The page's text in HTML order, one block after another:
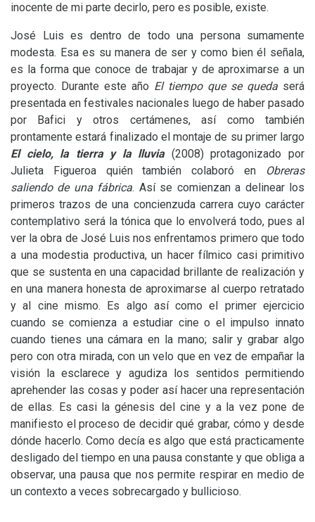
inocente de mi parte decirlo, pero es posible, existe.
José Luis es dentro de todo una persona sumamente
modesta. Esa es su manera de ser y como bien él señala,
es la forma que conoce de trabajar y de aproximarse a un
proyecto. Durante este año El tiempo que se queda será
presentada en festivales nacionales luego de haber pasado
por Bafici y otros certámenes, así como también
prontamente estará finalizado el montaje de su primer largo
El cielo, la tierra y la lluvia(2008) protagonizado por
Julieta Figueroa quién también colaboró en
Obreras
saliendo de una fábrica. Así se comienzan a delinear los
primeros trazos de una concienzuda carrera cuyo carácter
contemplativo será la tónica que lo envolverá todo, pues al
ver la obra de José Luis nos enfrentamos primero que todo
a una modestia productiva, un hacer fílmico casi primitivo
que se sustenta en una capacidad brillante de realización y
en una manera honesta de aproximarse al cuerpo retratado
y al cine mismo. Es algo así como el primer ejercicio
cuando se comienza a estudiar cine o el impulso innato
cuando tienes una cámara en la mano; salir y grabar algo
pero con otra mirada, con un velo que en vez de empañar la
visión la esclarece y agudiza los sentidos permitiendo
aprehender las cosas y poder así hacer una representación
de ellas. Es casi la génesis del cine y a la vez pone de
manifiesto el proceso de decidir qué grabar, cómo y desde
dónde hacerlo. Como decía es algo que está practicamente
desligado del tiempo en una pausa constante y que obliga a
observar, una pausa que nos permite respirar en medio de
un contexto a veces sobrecargado y bullicioso.